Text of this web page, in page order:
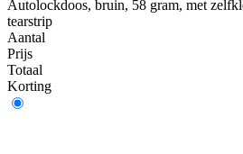
Autolockdoos, bruin, 58 gram, met
tearstrip
Aantal
Prijs
Totaal
Korting